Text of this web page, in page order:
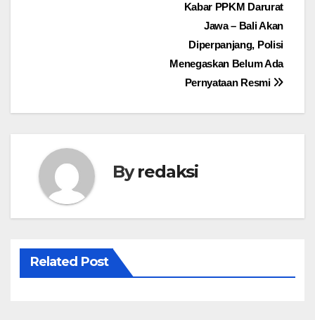
Kabar PPKM Darurat
Jawa – Bali Akan
Diperpanjang, Polisi
Menegaskan Belum Ada
Pernyataan Resmi
Byredaksi
Related Post